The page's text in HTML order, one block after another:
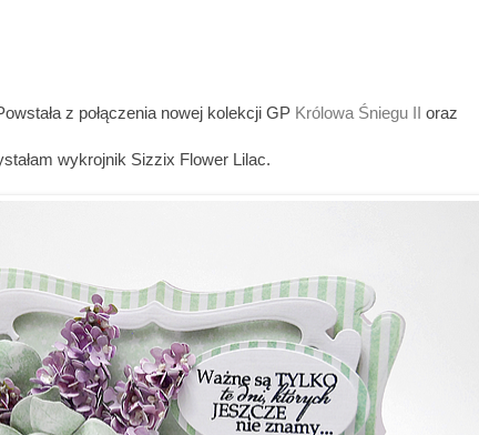
z połączenia nowej kolekcji GP Królowa Śniegu II oraz
wykrojnik Sizzix Flower Lilac.